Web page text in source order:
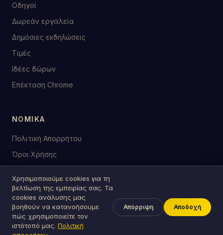
Οδηγοί
Δωρεάν εργαλεία
Δημόσιες εκδηλώσεις
Τιμές
Ιδέες δώρων
Επέκταση Chrome
ΝΟΜΙΚΆ
Πολιτική Απορρήτου
Όροι Χρήσης
© 2026 birthday.tools
Φτιαγμένο με ♥ για γιορτές παντού
Χρησιμοποιούμε cookies για τη
βελτίωση της εμπειρίας σας. Τα
cookies ανάλυσης μας
βοηθούν να κατανοήσουμε
πώς χρησιμοποιείτε τον
ιστότοπό μας. Πολιτική
Απόρριψη Αποδοχή